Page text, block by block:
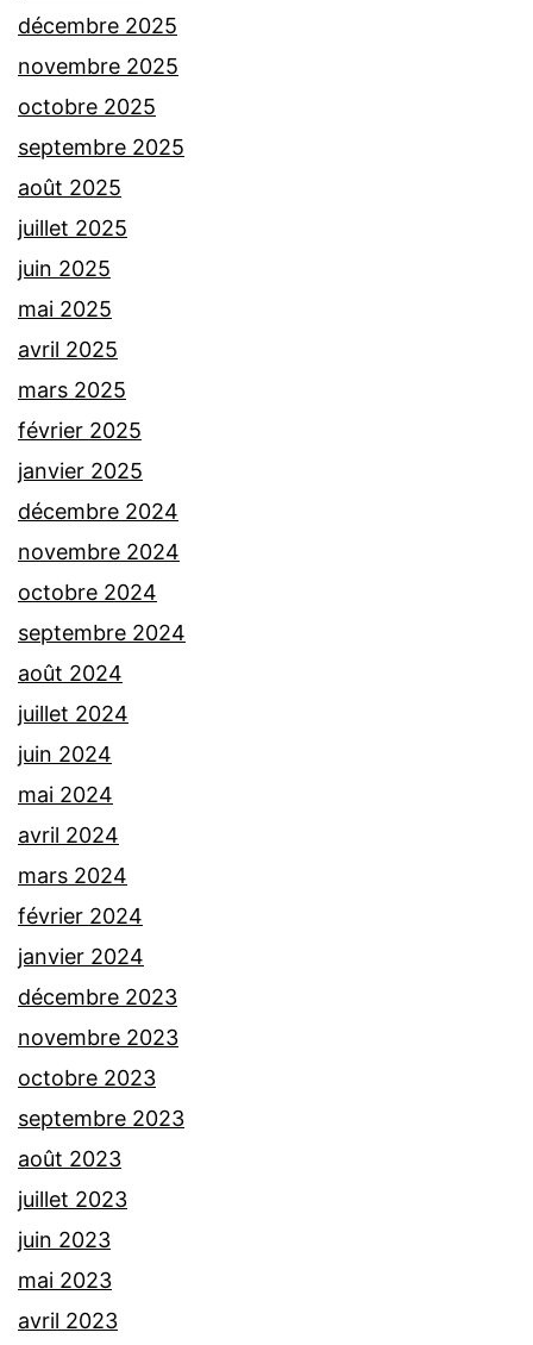
décembre 2025
novembre 2025
octobre 2025
septembre 2025
août 2025
juillet 2025
juin 2025
mai 2025
avril 2025
mars 2025
février 2025
janvier 2025
décembre 2024
novembre 2024
octobre 2024
septembre 2024
août 2024
juillet 2024
juin 2024
mai 2024
avril 2024
mars 2024
février 2024
janvier 2024
décembre 2023
novembre 2023
octobre 2023
septembre 2023
août 2023
juillet 2023
juin 2023
mai 2023
avril 2023